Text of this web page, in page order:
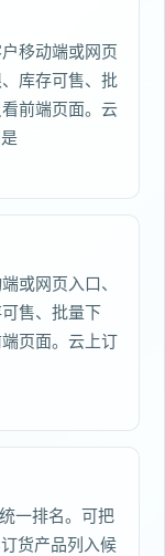
移动端或网页
库存可售、批
前端页面。云
或网页入口、
售、批量下
页面。云上订
一排名。可把
货产品列入候